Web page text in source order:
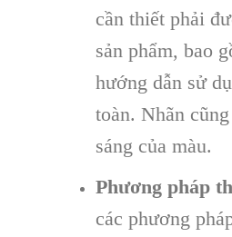
cần thiết phải
sản phẩm, bao
hướng dẫn sử
toàn. Nhãn
sáng của màu.
Phương pháp
các phương